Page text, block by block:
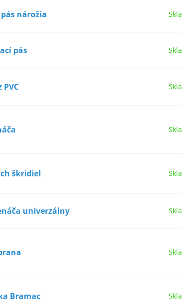
nárožia
pás
škridiel
univerzálny
Bramac